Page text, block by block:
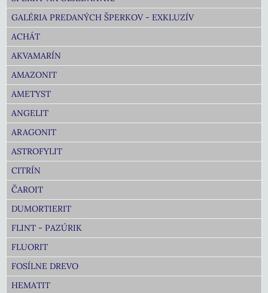
GALÉRIA PREDANÝCH ŠPERKOV - EXKLUZÍV
ACHÁT
AKVAMARÍN
AMAZONIT
AMETYST
ANGELIT
ARAGONIT
ASTROFYLIT
CITRÍN
ČAROIT
DUMORTIERIT
FLINT - PAZÚRIK
FLUORIT
FOSÍLNE DREVO
HEMATIT